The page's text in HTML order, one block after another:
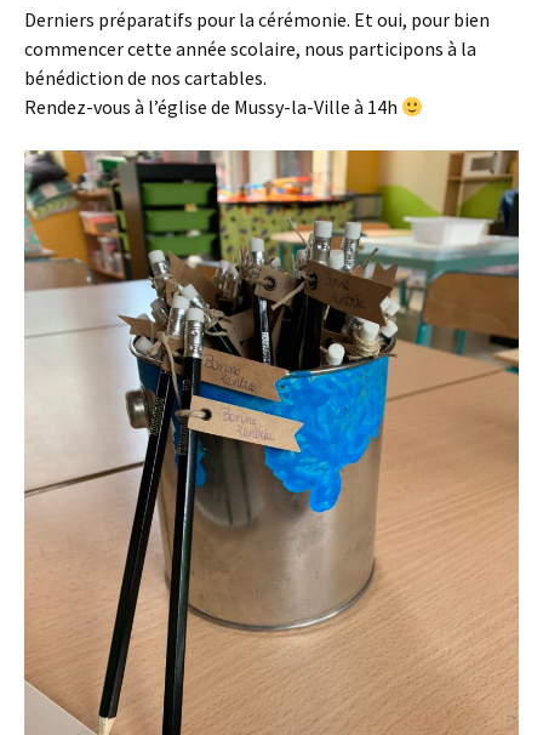
Derniers préparatifs pour la cérémonie. Et oui, pour bien
commencer cette année scolaire, nous participons à la
bénédiction de nos cartables.
Rendez-vous à l’église de Mussy-la-Ville à 14h